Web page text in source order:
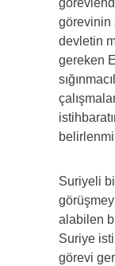
görevinin
devletin
gereken
Suriyeli
alabilen
Suriye
görevi